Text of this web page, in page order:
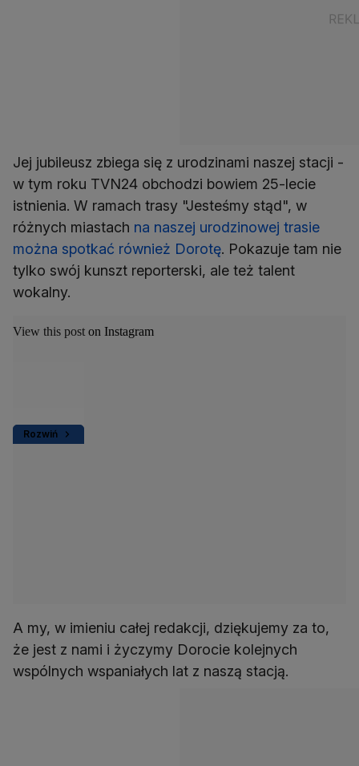
Jej jubileusz zbiega się z urodzinami naszej stacji -
w tym roku TVN24 obchodzi bowiem 25-lecie
istnienia. W ramach trasy "Jesteśmy stąd", w
różnych miastach na naszej urodzinowej trasie
można spotkać również Dorotę. Pokazuje tam nie
tylko swój kunszt reporterski, ale też talent
wokalny.
Rozwiń
View this post on Instagram
A my, w imieniu całej redakcji, dziękujemy za to,
że jest z nami i życzymy Dorocie kolejnych
wspólnych wspaniałych lat z naszą stacją.